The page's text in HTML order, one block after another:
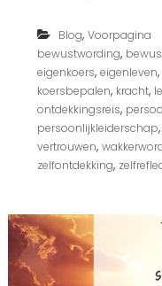
Blog, Voorpagina
bewustwording,
eigenkoers, eigenleven,
koersbepalen, kracht,
ontdekkingsreis,
persoonlijkleiderschap,
vertrouwen,
zelfontdekking,